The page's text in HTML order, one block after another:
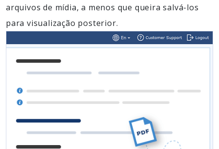
arquivos de mídia, a menos que queira salvá-los
para visualização posterior.